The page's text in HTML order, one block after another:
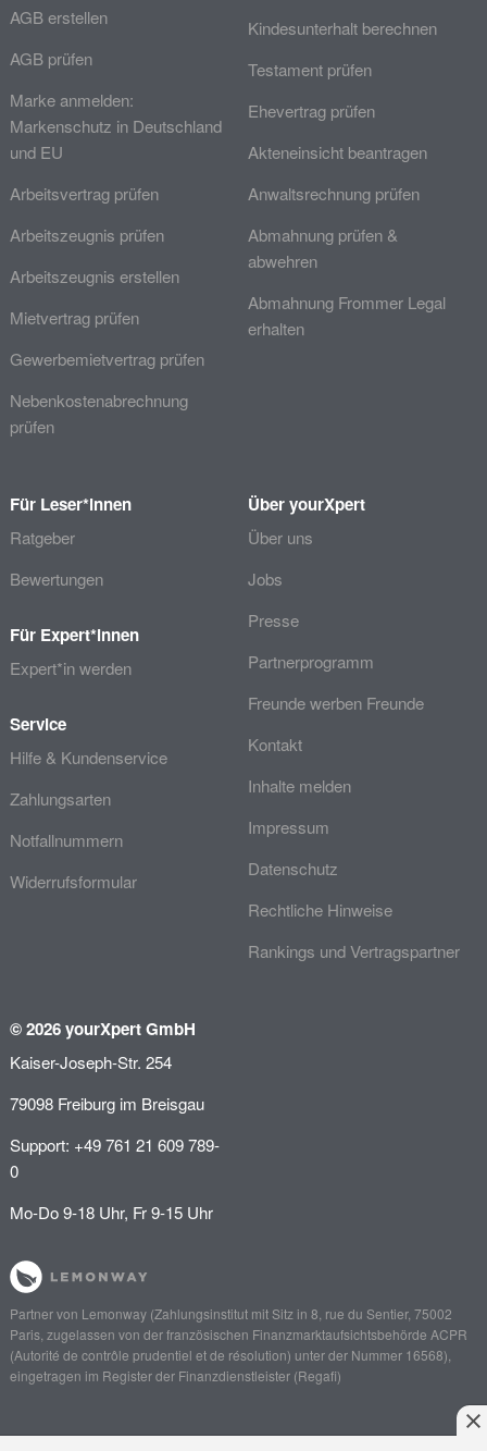
AGB erstellen
AGB prüfen
Marke anmelden:
Markenschutz in Deutschland
und EU
Arbeitsvertrag prüfen
Arbeitszeugnis prüfen
Arbeitszeugnis erstellen
Mietvertrag prüfen
Gewerbemietvertrag prüfen
Nebenkostenabrechnung
prüfen
Kindesunterhalt berechnen
Testament prüfen
Ehevertrag prüfen
Akteneinsicht beantragen
Anwaltsrechnung prüfen
Abmahnung prüfen &
abwehren
Abmahnung Frommer Legal
erhalten
Für Leser*innen
Ratgeber
Bewertungen
Für Expert*innen
Expert*in werden
Service
Hilfe & Kundenservice
Zahlungsarten
Notfallnummern
Widerrufsformular
Über yourXpert
Über uns
Jobs
Presse
Partnerprogramm
Freunde werben Freunde
Kontakt
Inhalte melden
Impressum
Datenschutz
Rechtliche Hinweise
Rankings und Vertragspartner
© 2026 yourXpert GmbH
Kaiser-Joseph-Str. 254
79098 Freiburg im Breisgau
Support: +49 761 21 609 789-
0
Mo-Do 9-18 Uhr, Fr 9-15 Uhr
Partner von Lemonway(Zahlungsinstitut mit Sitz in 8, rue du Sentier, 75002
Paris, zugelassen von der französischen Finanzmarktaufsichtsbehörde ACPR
(Autorité de contrôle prudentiel et de résolution) unter der Nummer 16568),
eingetragen im Register der Finanzdienstleister (Regafi)